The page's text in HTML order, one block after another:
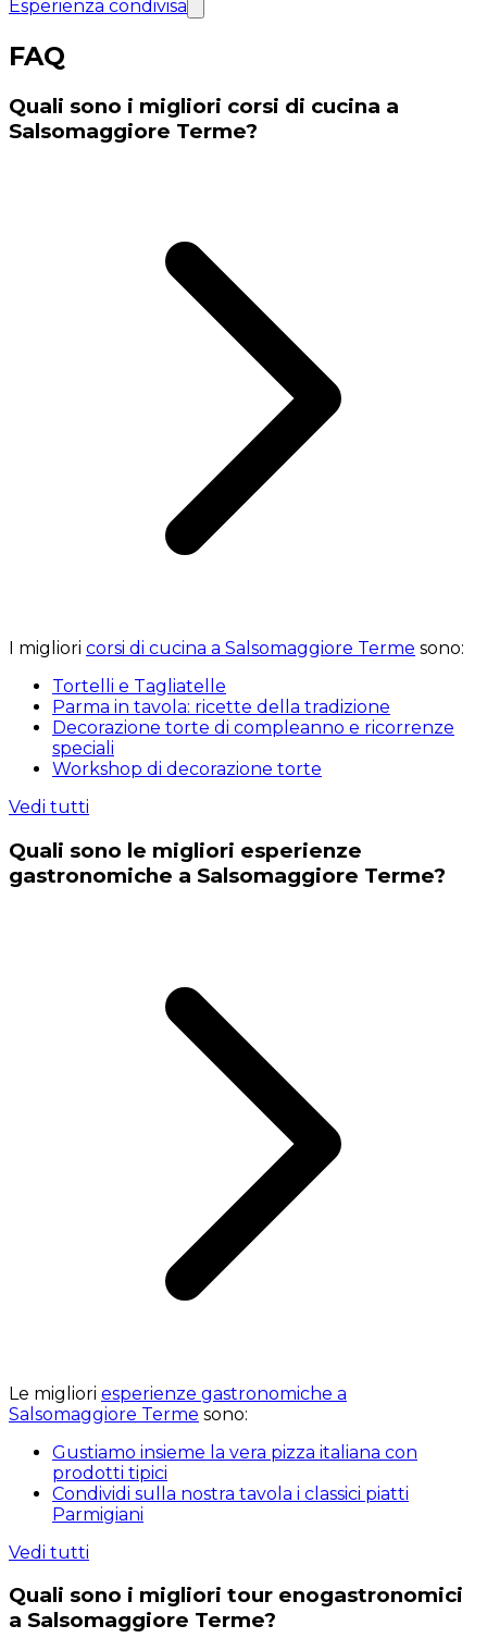
Esperienza condivisa
FAQ
Quali sono i migliori corsi di cucina a
Salsomaggiore Terme?
I migliori corsi di cucina a Salsomaggiore Terme sono:
Tortelli e Tagliatelle
Parma in tavola: ricette della tradizione
Decorazione torte di compleanno e ricorrenze
speciali
Workshop di decorazione torte
Vedi tutti
Quali sono le migliori esperienze
gastronomiche a Salsomaggiore Terme?
Le migliori esperienze gastronomiche a
Salsomaggiore Terme sono:
Gustiamo insieme la vera pizza italiana con
prodotti tipici
Condividi sulla nostra tavola i classici piatti
Parmigiani
Vedi tutti
Quali sono i migliori tour enogastronomici
a Salsomaggiore Terme?